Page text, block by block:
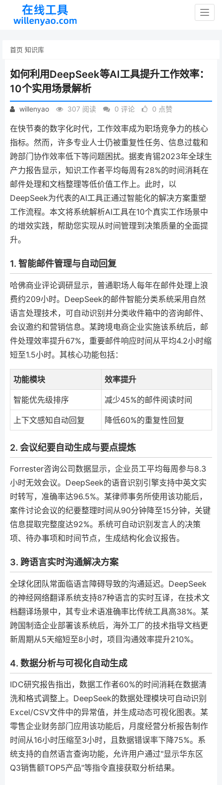
首页 知识库
如何利用DeepSeek等AI工具提升工作效率：
10个实用场景解析
willenyao 307 阅读 0 评论 0 点赞
在快节奏的数字化时代，工作效率成为职场竞争力的核心
指标。然而，许多专业人士仍被重复性任务、信息过载和
跨部门协作效率低下等问题困扰。据麦肯锡2023年全球生
产力报告显示，知识工作者平均每周有28%的时间消耗在
邮件处理和文档整理等低价值工作上。此时，以
DeepSeek为代表的AI工具正通过智能化的解决方案重塑
工作流程。本文将系统解析AI工具在10个真实工作场景中
的增效实践，帮助您实现从时间管理到决策质量的全面提
升。
1. 智能邮件管理与自动回复
哈佛商业评论调研显示，普通职场人每年在邮件处理上浪
费约209小时。DeepSeek的邮件智能分类系统采用自然
语言处理技术，可自动识别并分类收件箱中的咨询邮件、
会议邀约和营销信息。某跨境电商企业实施该系统后，邮
件处理效率提升67%，重要邮件响应时间从平均4.2小时缩
短至1.5小时。其核心功能包括：
功能模块 效率提升
智能优先级排序 减少45%的邮件阅读时间
上下文感知自动回复 降低60%的重复性回复
2. 会议纪要自动生成与要点提炼
Forrester咨询公司数据显示，企业员工平均每周参与8.3
小时无效会议。DeepSeek的语音识别引擎支持中英文实
时转写，准确率达96.5%。某律师事务所使用该功能后，
案件讨论会议的纪要整理时间从90分钟降至15分钟，关键
信息提取完整度达92%。系统可自动识别发言人的决策
项、待办事项和时间节点，生成结构化会议报告。
3. 跨语言实时沟通解决方案
全球化团队常面临语言障碍导致的沟通延迟。DeepSeek
的神经网络翻译系统支持87种语言的实时互译，在技术文
档翻译场景中，其专业术语准确率比传统工具高38%。某
跨国制造企业部署该系统后，海外工厂的技术指导文档更
新周期从5天缩短至8小时，项目沟通效率提升210%。
4. 数据分析与可视化自动生成
IDC研究报告指出，数据工作者60%的时间消耗在数据清
洗和格式调整上。DeepSeek的数据处理模块可自动识别
Excel/CSV文件中的异常值，并生成动态可视化图表。某
零售企业财务部门应用该功能后，月度经营分析报告制作
时间从16小时压缩至3小时，且数据错误率下降75%。系
统支持的自然语言查询功能，允许用户通过"显示华东区
Q3销售额TOP5产品"等指令直接获取分析结果。